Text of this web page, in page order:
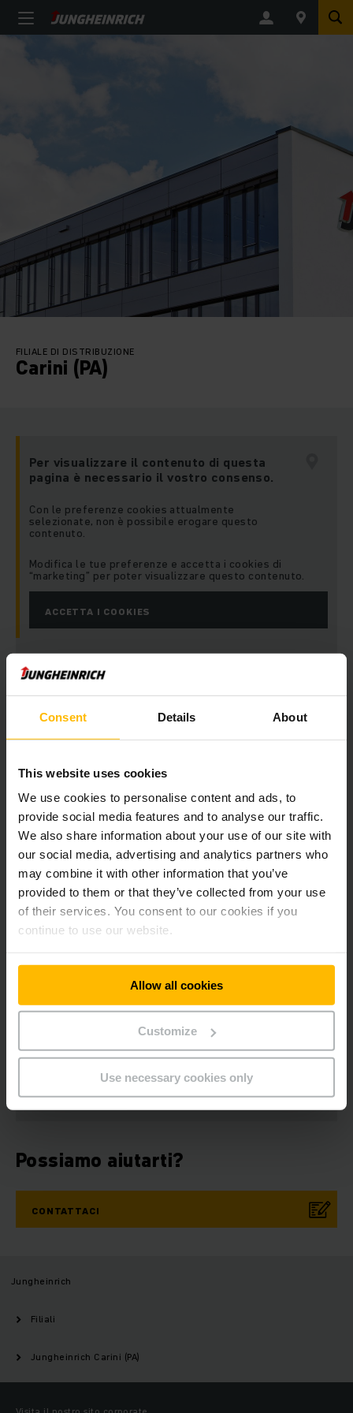
Consent Details About
This website uses cookies
We use cookies to personalise content and ads, to
provide social media features and to analyse our traffic.
We also share information about your use of our site with
our social media, advertising and analytics partners who
may combine it with other information that you’ve
provided to them or that they’ve collected from your use
of their services. You consent to our cookies if you
continue to use our website.
Allow all cookies
Customize
Use necessary cookies only
FILIALE DI DISTRIBUZIONE
Carini (PA)
Per visualizzare il contenuto di questa
pagina è necessario il vostro consenso.
Con le preferenze cookies attualmente
selezionate, non è possibile erogare questo
contenuto.
Modifica le tue preferenze e accetta i cookies di
“marketing” per poter visualizzare questo contenuto.
ACCETTA I COOKIES
Indirizzo
Centro Regionale di Palermo
Via Filippo Giambanco snc Z.I.
Italy
Telefono:
800 368485
DESCRIZIONE DEL PERCORSO
Rimani aggiornato
RICEVI LA
NEWSLETTER
Social media
Possiamo aiutarti?
CONTATTACI
Jungheinrich
Filiali
Jungheinrich Carini (PA)